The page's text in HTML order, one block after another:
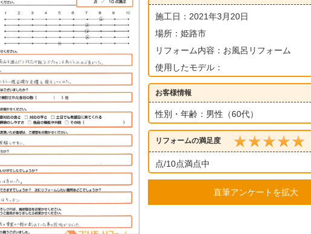
施工日：2021年3月20日
場所：姫路市
リフォーム内容：お風呂リフォーム
使用したモデル：
お客様情報
性別・年齢：男性（60代）
リフォームの満足度
点/10点満点中
直筆アンケートを拡大